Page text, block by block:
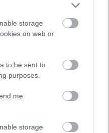
storage
on web or
to be sent to
purposes.
me
storage